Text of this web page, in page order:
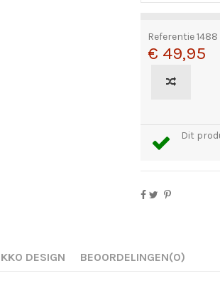
Referentie
€ 49,95
Dit
DESIGN BEOORDELINGEN(0)